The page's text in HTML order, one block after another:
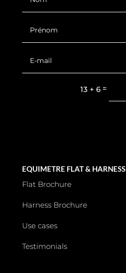
13 + 6 =
EQUIMETRE FLAT & HARNESS
Flat Brochure
Harness Brochure
Use cases
Testimonials